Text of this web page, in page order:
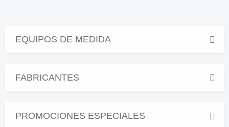
EQUIPOS DE MEDIDA
FABRICANTES
PROMOCIONES ESPECIALES